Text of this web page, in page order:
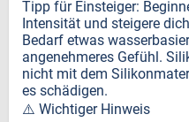
Tipp für Einsteiger:
Intensität und steigere
Bedarf etwas
angenehmeres Gefühl.
nicht mit dem
es schädigen.
⚠️ Wichtiger Hinweis